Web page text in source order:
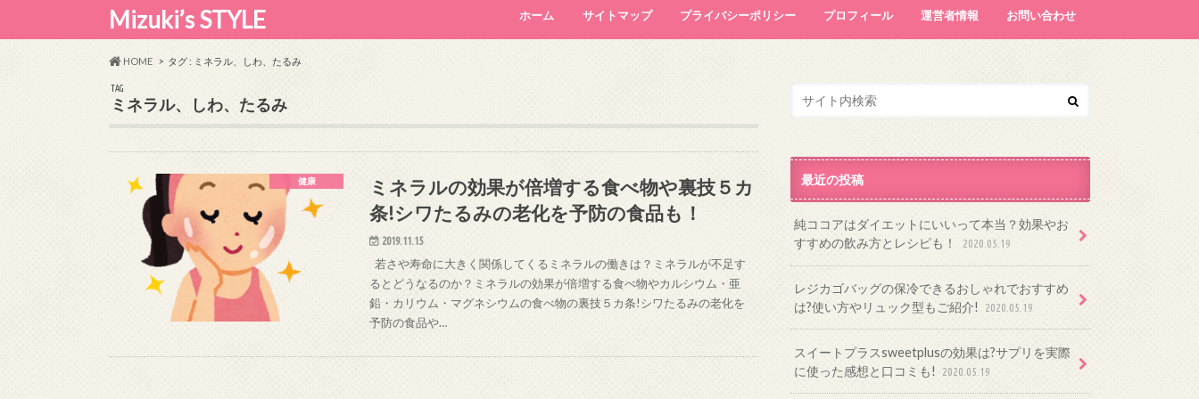
Mizuki’s STYLE ホーム サイトマップ プライバシーポリシー プロフィール 運営者情報 お問い合わせ
HOME タグ : ミネラル、しわ、たるみ
TAG
ミネラル、しわ、たるみ
健康
ミネラルの効果が倍増する食べ物や裏技５カ
条!シワたるみの老化を予防の食品も！
2019.11.15
若さや寿命に大きく関係してくるミネラルの働きは？ミネラルが不足す
るとどうなるのか？ミネラルの効果が倍増する食べ物やカルシウム・亜
鉛・カリウム・マグネシウムの食べ物の裏技５カ条!シワたるみの老化を
予防の食品や…
最近の投稿
純ココアはダイエットにいいって本当？効果やお
すすめの飲み方とレシピも！
2020.05.19
レジカゴバッグの保冷できるおしゃれでおすすめ
は?使い方やリュック型もご紹介!
2020.05.19
スイートプラスsweetplusの効果は?サプリを実際
に使った感想と口コミも!
2020.05.19